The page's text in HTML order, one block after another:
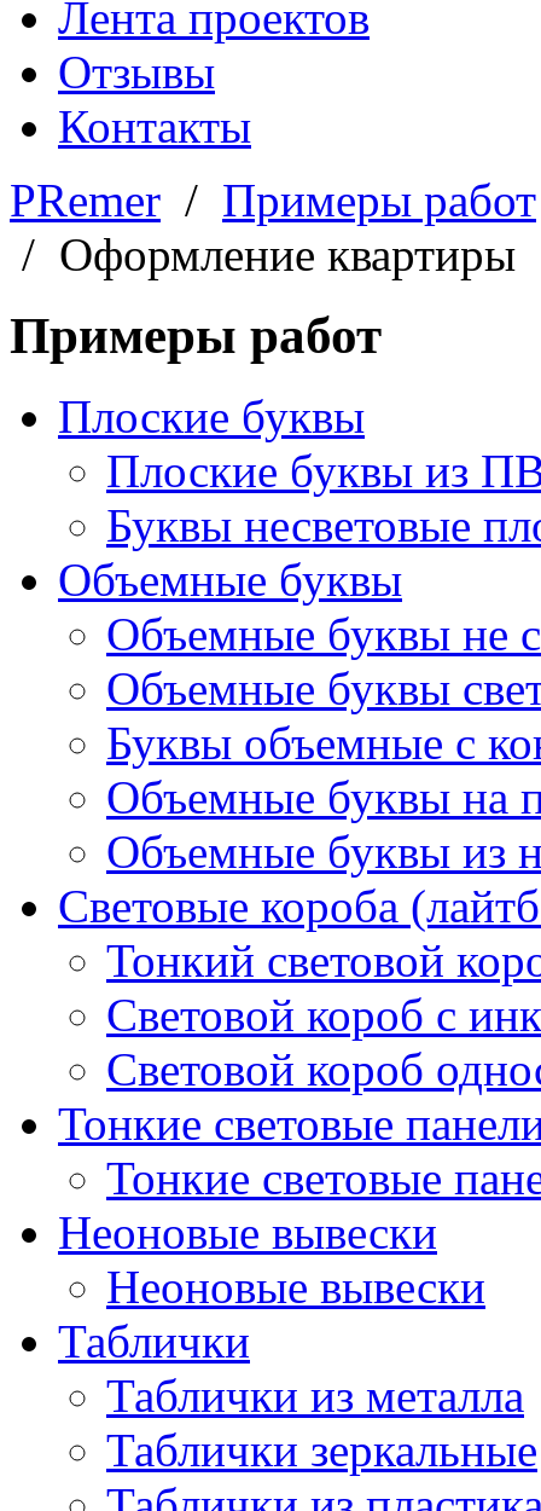
Лента проектов
Отзывы
Контакты
PRemer / Примеры работ
/ Оформление квартиры
Примеры работ
Плоские буквы
Плоские буквы из
Буквы несветовые
Объемные буквы
Объемные буквы не
Объемные буквы
Буквы объемные с
Объемные буквы на
Объемные буквы из
Световые короба
Тонкий световой
Световой короб с
Световой короб
Тонкие световые
Тонкие световые
Неоновые вывески
Неоновые вывески
Таблички
Таблички из металла
Таблички зеркальные